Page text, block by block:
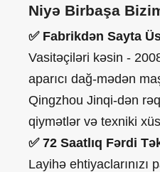
Niyə Birbaşa
✅ Fabrikdən Sayta
Vasitəçiləri kəsin -
aparıcı dağ-mədən
Qingzhou Jinqi-dən
qiymətlər və texniki
✅ 72 Saatlıq Fərdi
Layihə ehtiyaclarınızı